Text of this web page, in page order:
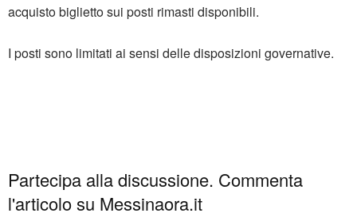
acquisto biglietto sui posti rimasti disponibili.
I posti sono limitati ai sensi delle disposizioni governative.
Partecipa alla discussione. Commenta
l'articolo su Messinaora.it